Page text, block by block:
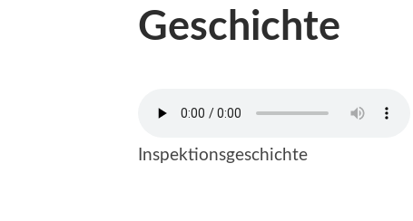
Geschichte
Inspektionsgeschichte